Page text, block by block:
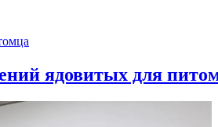
ядовитых для